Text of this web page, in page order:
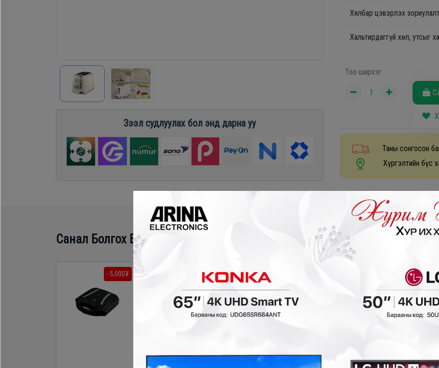
Зээл судлуулах бол энд дарна уу
Хялбар цэвэрлэх
Хальтирдаггүй хөл, утсыг
Тоо ширхэг
Таны сонгосон
Хүргэлтийн бүс
Санал Болгох Бүтээгдэхүүн
- 5,000₮ - 20,000₮ - 30,000₮